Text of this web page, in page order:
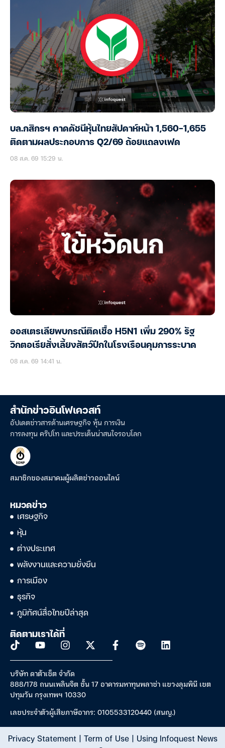
บล.กสิกรฯ คาดดัชนีหุ้นไทยสัปดาห์หน้า 1,560-1,655
ติดตามผลประกอบการ Q2/69 ถ้อยแถลงเฟด
08 ส.ค. 69 15:29 น.
ออสเตรเลียพบกรณีติดเชื้อ H5N1 เพิ่ม 290% รัฐ
วิกตอเรียสั่งเลี้ยงสัตว์ปีกในโรงเรือนคุมการระบาด
08 ส.ค. 69 14:41 น.
สำนักข่าวอินโฟเควสท์
อัปเดตข่าวสารด้านเศรษฐกิจ หุ้น การเงิน
การลงทุน คริปโท และประเด็นน่าสนใจรอบโลก
สมาชิกของสมาคมผู้ผลิตข่าวออนไลน์
หมวดข่าว
เศรษฐกิจ
หุ้น
ต่างประเทศ
พลังงานและความยั่งยืน
การเมือง
ธุรกิจ
ภูมิทัศน์สื่อไทยปีล่าสุด
ติดตามเราได้ที่
บริษัท ดาต้าเซ็ต จำกัด
888/178 ถนนเพลินจิต ชั้น 17 อาคารมหาทุนพลาซ่า แขวงลุมพินี เขต
ปทุมวัน กรุงเทพฯ 10330
เลขประจำตัวผู้เสียภาษีอากร: 0105533120440 (สนญ.)
Privacy Statement| Term of Use| Using Infoquest News